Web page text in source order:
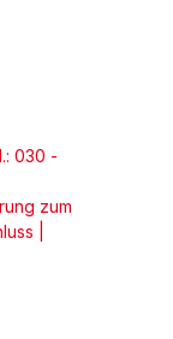
030 -
zum